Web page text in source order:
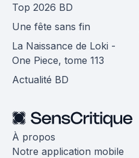
Top 2026 BD
Une fête sans fin
La Naissance de Loki -
One Piece, tome 113
Actualité BD
À propos
Notre application mobile